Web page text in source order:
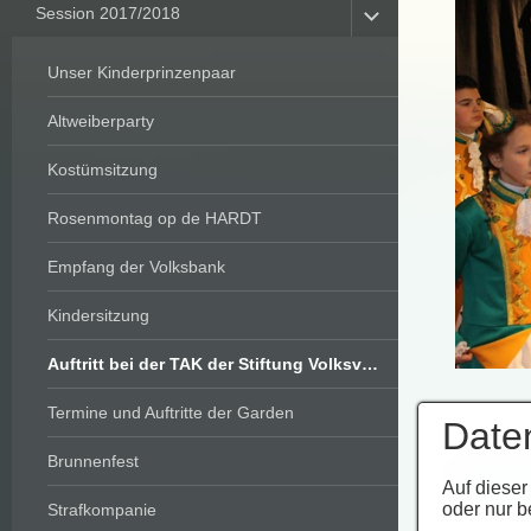
Session 2017/2018
Unser Kinderprinzenpaar
Altweiberparty
Kostümsitzung
Rosenmontag op de HARDT
Empfang der Volksbank
Kindersitzung
Auftritt bei der TAK der Stiftung Volksverein
Termine und Auftritte der Garden
Brunnenfest
Strafkompanie
© 2026
Auf
oder nur